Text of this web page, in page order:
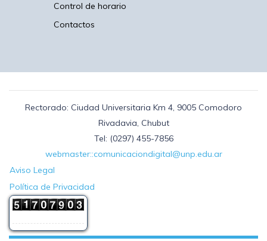
Control de horario
Contactos
Rectorado: Ciudad Universitaria Km 4, 9005 Comodoro
Rivadavia, Chubut
Tel: (0297) 455-7856
webmaster::comunicaciondigital@unp.edu.ar
Aviso Legal
Política de Privacidad